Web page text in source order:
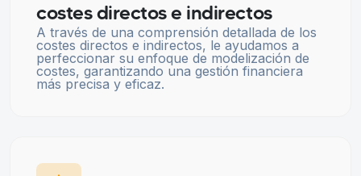
costes directos e indirectos
A través de una comprensión detallada de los
costes directos e indirectos, le ayudamos a
perfeccionar su enfoque de modelización de
costes, garantizando una gestión financiera
más precisa y eficaz.